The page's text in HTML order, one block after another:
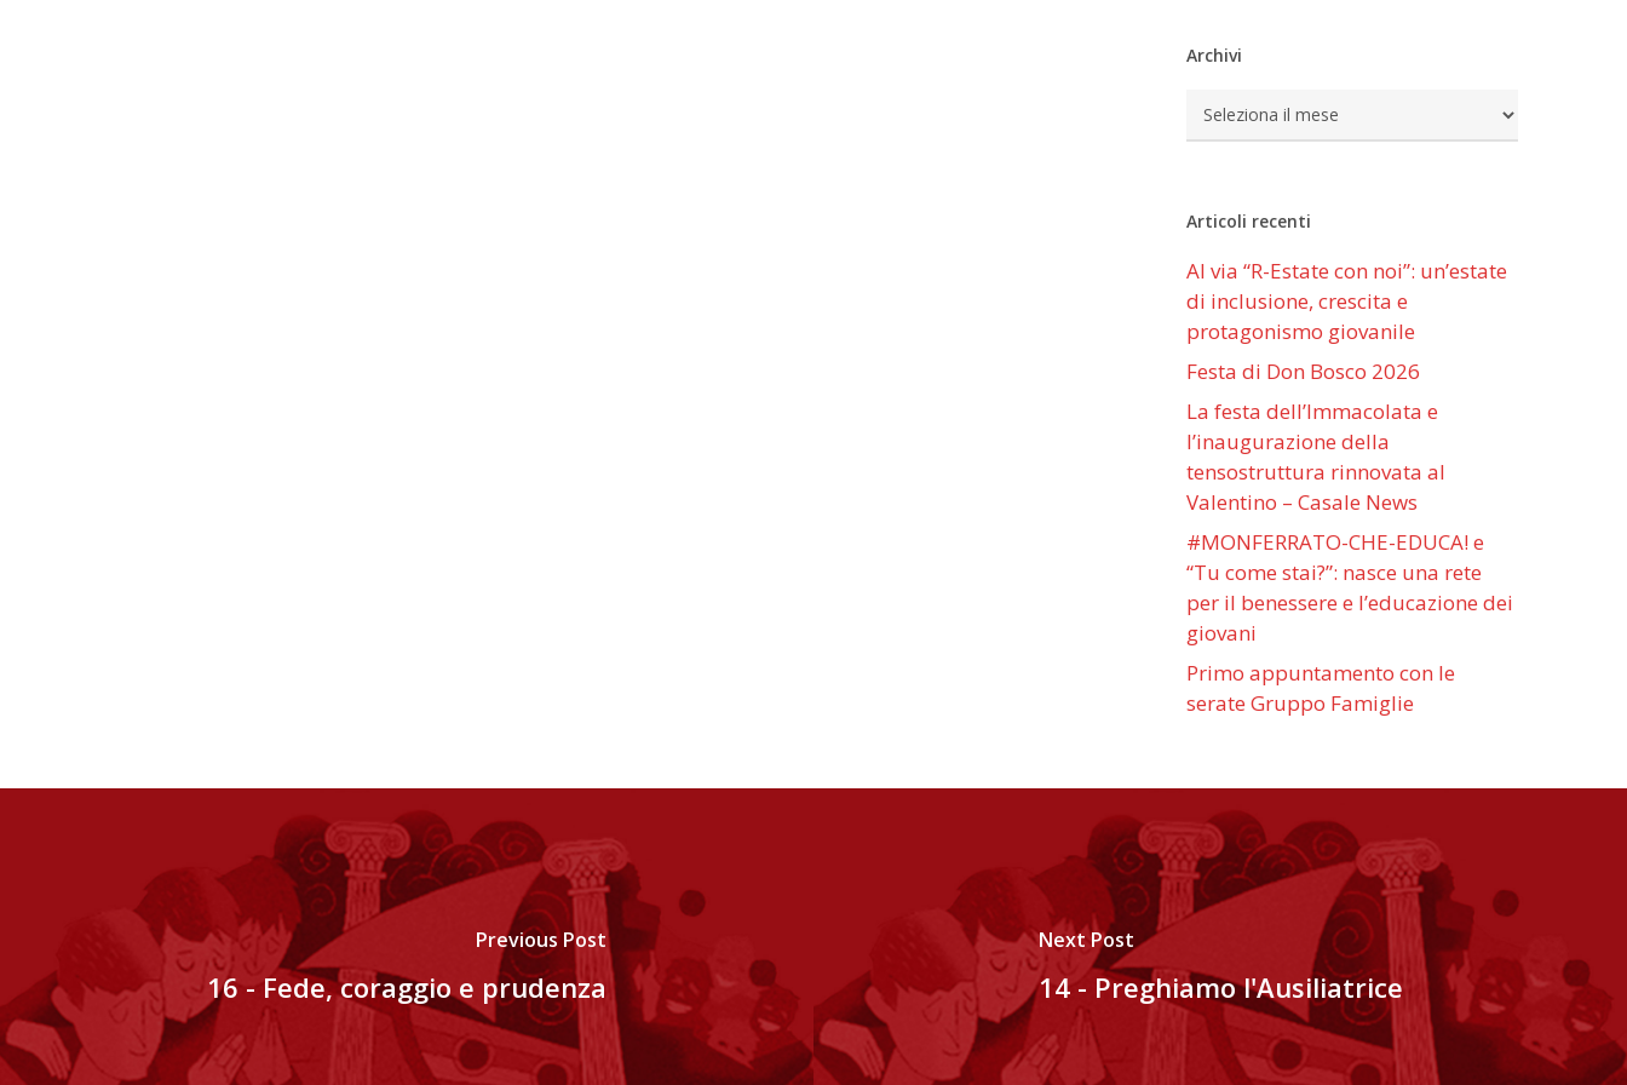
Archivi
Archivi
Articoli recenti
Al via “R-Estate con noi”: un’estate
di inclusione, crescita e
protagonismo giovanile
Festa di Don Bosco 2026
La festa dell’Immacolata e
l’inaugurazione della
tensostruttura rinnovata al
Valentino – Casale News
#MONFERRATO-CHE-EDUCA! e
“Tu come stai?”: nasce una rete
per il benessere e l’educazione dei
giovani
Primo appuntamento con le
serate Gruppo Famiglie
Previous Post
16 - Fede, coraggio e prudenza
Next Post
14 - Preghiamo l'Ausiliatrice